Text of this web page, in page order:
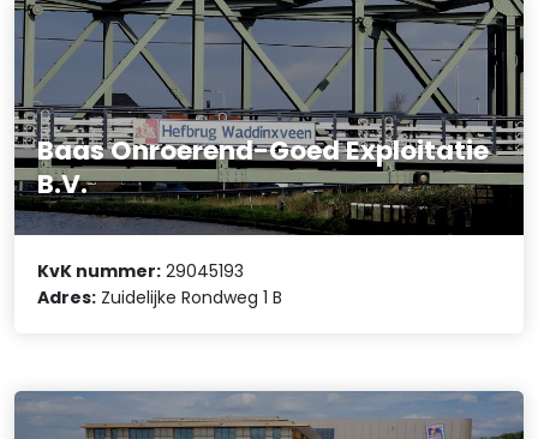
Baas Onroerend-Goed Exploitatie
B.V.
KvK nummer: 29045193
Adres: Zuidelijke Rondweg 1 B